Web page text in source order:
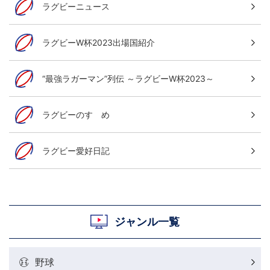
ラグビーニュース
ラグビーW杯2023出場国紹介
“最強ラガーマン”列伝 ～ラグビーW杯2023～
ラグビーのすゝめ
ラグビー愛好日記
ジャンル一覧
野球